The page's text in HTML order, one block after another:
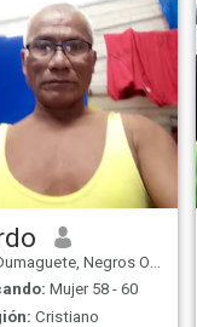
Negros Oriental, Filipinas
Mujer 58 - 60
Cristiano